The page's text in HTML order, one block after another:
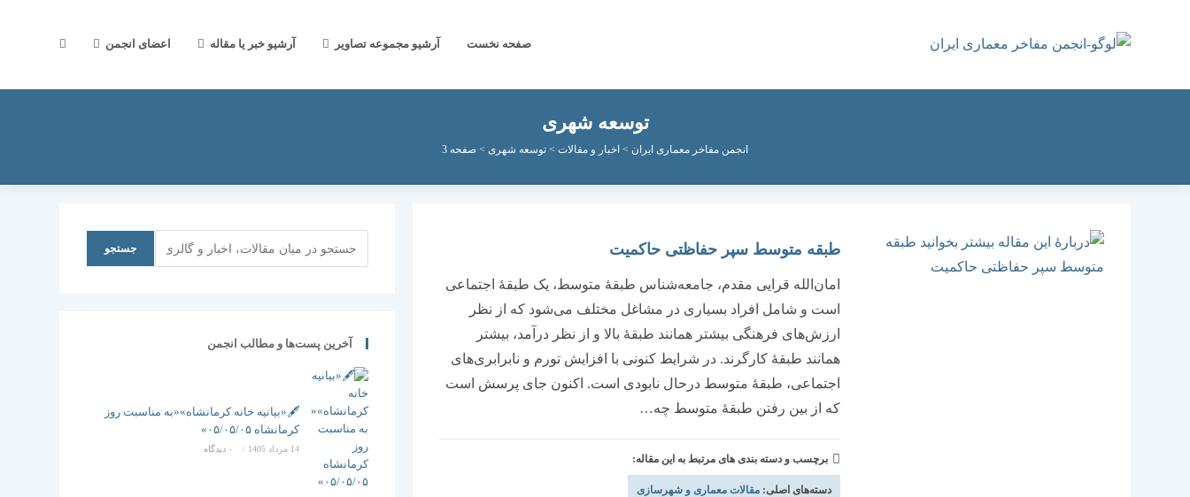
صفحه نخست آرشیو مجموعه تصاویر آرشیو خبر یا مقاله اعضای انجمن جستجوی
توسعه شهری
انجمن مفاخر معماری ایران > اخبار و مقالات > توسعه شهری > صفحه 3
طبقه متوسط سپر حفاظتی حاکمیت
امان‌الله قرایی مقدم، جامعه‌شناس طبقۀ متوسط، یک طبقۀ اجتماعی
است و شامل افراد بسیاری در مشاغل مختلف می‌شود که از نظر
ارزش‌های فرهنگی بیشتر همانند طبقۀ بالا و از نظر درآمد، بیشتر
همانند طبقۀ کارگرند. در شرایط کنونی با افزایش تورم و نابرابری‌های
اجتماعی، طبقۀ متوسط درحال نابودی است. اکنون جای پرسش است
که از بین رفتن طبقۀ متوسط چه…
برچسب و دسته بندی های مرتبط به این مقاله:
دسته‌های اصلی: مقالات معماری و شهرسازی
جستجو
آخرین پست‌ها و مطالب انجمن
🖋️«بیانیه خانه کرمانشاه»«به مناسبت روز
کرمانشاه ۰۵/۰۵/۰۵»
14 مرداد 1405 / ۰ دیدگاه